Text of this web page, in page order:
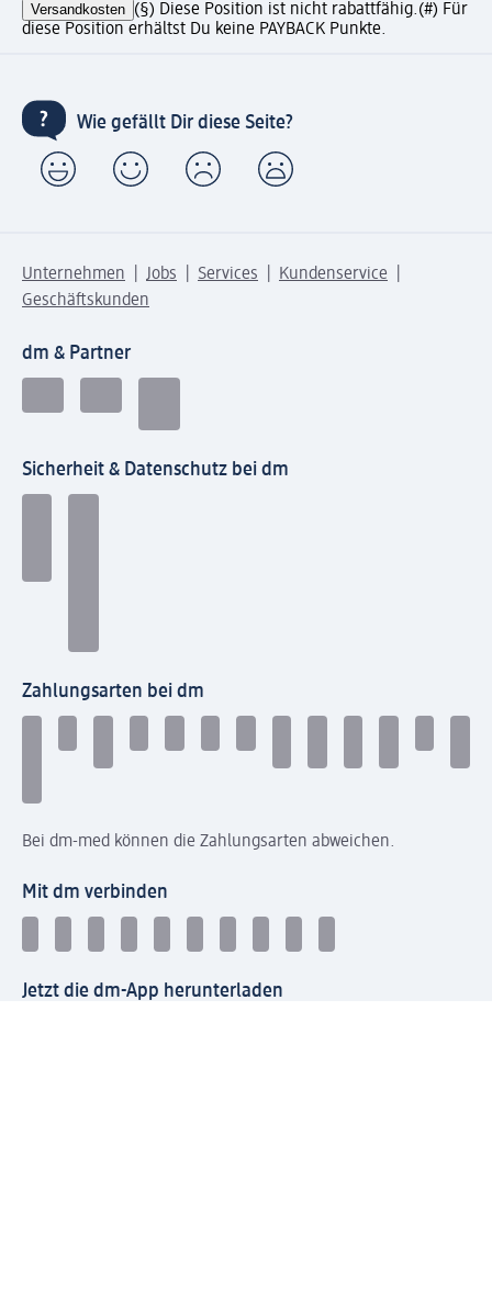
Versandkosten (§) Diese Position ist nicht rabattfähig.(#) Für
diese Position erhältst Du keine PAYBACK Punkte.
Wie gefällt Dir diese Seite?
Unternehmen Jobs Services
Kundenservice
Geschäftskunden
dm & Partner
Sicherheit & Datenschutz bei dm
Zahlungsarten bei dm
Bei dm-med können die Zahlungsarten abweichen.
Mit dm verbinden
Jetzt die dm-App herunterladen